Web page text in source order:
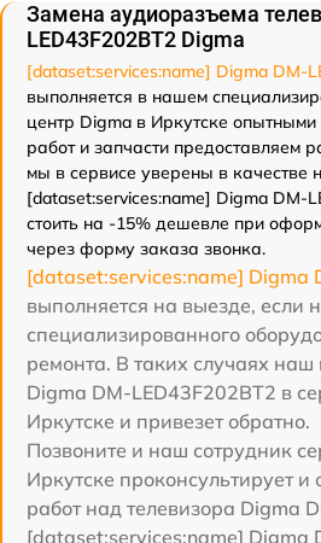
Замена аудиоразъема
LED43F202BT2 Digma
[dataset:services:name] Digma DM-
выполняется в нашем
центр Digma в Иркутске
работ и запчасти предоставляем
мы в сервисе уверены в качестве
[dataset:services:name] Digma DM-
стоить на -15% дешевле при
через форму заказа звонка.
[dataset:services:name] Digma
выполняется на выезде, если
специализированного
ремонта. В таких случаях наш
Digma DM-LED43F202BT2 в
Иркутске и привезет обратно.
Позвоните и наш сотрудник
Иркутске проконсультирует и
работ над телевизора Digma
[dataset:services:name] Digma